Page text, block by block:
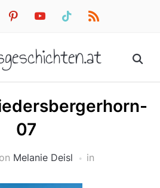
pinterestyoutube tiktok rss
07
Melanie Deisl in